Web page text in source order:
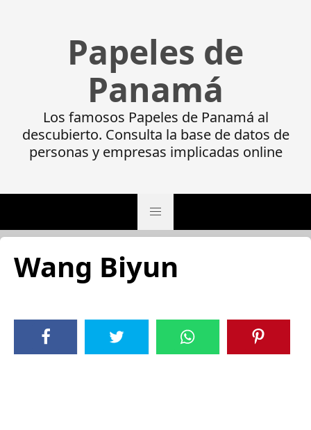
Papeles de
Panamá
Los famosos Papeles de Panamá al
descubierto. Consulta la base de datos de
personas y empresas implicadas online
Wang Biyun